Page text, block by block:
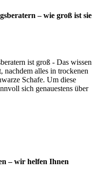
– wie groß ist sie
ist groß - Das wissen
nachdem alles in trockenen
Schafe. Um diese
sich genauestens über
– wir helfen Ihnen